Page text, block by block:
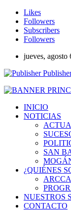
Likes
Followers
Subscribers
Followers
jueves, agosto
INICIO
NOTICIAS
SAN
¿QUIÉNES
ARCCA
NUESTROS
CONTACTO